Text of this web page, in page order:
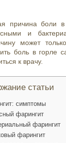
причина боли
и
может
боль в горле
к врачу.
статьи
симптомы
фарингит
фарингит
фарингит